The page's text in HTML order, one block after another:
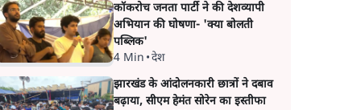
कॉकरोच जनता पार्टी ने की देशव्यापी
अभियान की घोषणा- 'क्या बोलती
पब्लिक'
4 Min •देश
झारखंड के आंदोलनकारी छात्रों ने दबाव
बढ़ाया, सीएम हेमंत सोरेन का इस्तीफा